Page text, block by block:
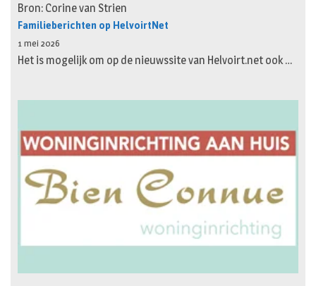
Bron: Corine van Strien
Familieberichten op HelvoirtNet
1 mei 2026
Het is mogelijk om op de nieuwssite van Helvoirt.net ook …